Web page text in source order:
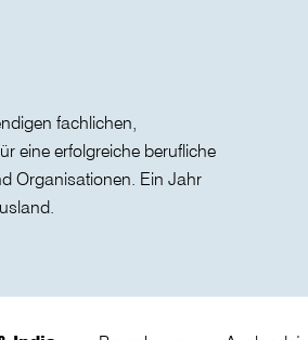
fachlichen,
eine erfolgreiche berufliche
Organisationen. Ein Jahr